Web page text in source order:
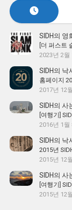
SIDH의 영
[더 퍼스트
2023년 2월
SIDH의 낙
홈페이지
2017년 12
SIDH의 사
[여행기]
2016년 1월
SIDH의 낙
2015년
2015년 12
SIDH의 사
[여행기]
2015년 12